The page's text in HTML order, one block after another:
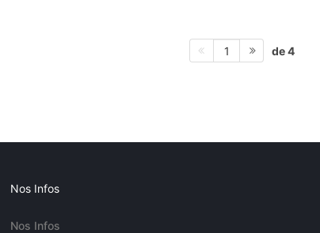
1 de 4
Nos Infos
Nos Infos